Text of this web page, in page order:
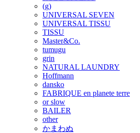
(g)
UNIVERSAL SEVEN
UNIVERSAL TISSU
TISSU
Master&Co.
tumugu
grin
NATURAL LAUNDRY
Hoffmann
dansko
FABRIQUE en planete terre
or slow
BAILER
other
かまわぬ